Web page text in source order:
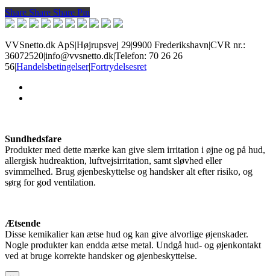
Share
Share Share Share Pin
VVSnetto.dk ApS|Højrupsvej 29|9900 Frederikshavn|CVR nr.:
36072520|info@vvsnetto.dk|Telefon: 70 26 26
56|Handelsbetingelser|Fortrydelsesret
Sundhedsfare
Produkter med dette mærke kan give slem irritation i øjne og på hud,
allergisk hudreaktion, luftvejsirritation, samt sløvhed eller
svimmelhed. Brug øjenbeskyttelse og handsker alt efter risiko, og
sørg for god ventilation.
Ætsende
Disse kemikalier kan ætse hud og kan give alvorlige øjenskader.
Nogle produkter kan endda ætse metal. Undgå hud- og øjenkontakt
ved at bruge korrekte handsker og øjenbeskyttelse.